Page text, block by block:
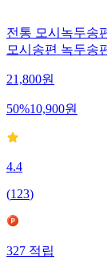
전통 모시녹두송
모시송편 녹두송
21,800원
50%10,900원
4.4
(123)
327적립